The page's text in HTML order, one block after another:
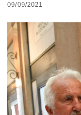
09/09/2021